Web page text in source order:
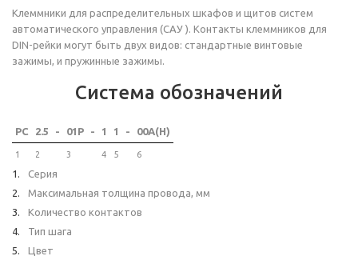
Клеммники для распределительных шкафов и щитов систем
автоматического управления (САУ ). Контакты клеммников для
DIN-рейки могут быть двух видов: стандартные винтовые
зажимы, и пружинные зажимы.
Система обозначений
PC 2.5 - 01P - 1 1 - 00A(H)
1 2 3 4 5 6
Серия
Максимальная толщина провода, мм
Количество контактов
Тип шага
Цвет